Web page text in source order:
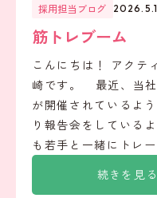
続きを見る
採用担当ブログ
筋トレブーム
こんにちは！ アクテ
崎です。 最近、当
が開催されているよ
り報告会をしている
も若手と一緒にトレ